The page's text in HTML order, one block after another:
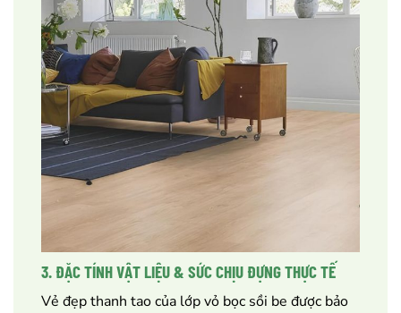
3. ĐẶC TÍNH VẬT LIỆU & SỨC CHỊU ĐỰNG THỰC TẾ
Vẻ đẹp thanh tao của lớp vỏ bọc sồi be được bảo